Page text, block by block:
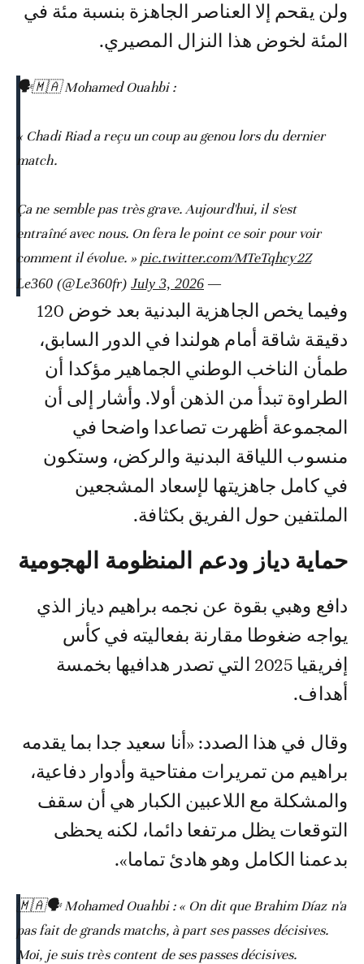
ولن يقحم إلا العناصر الجاهزة بنسبة مئة في
المئة لخوض هذا النزال المصيري.
🗣️🇲🇦 Mohamed Ouahbi :
« Chadi Riad a reçu un coup au genou lors du dernier
match.
Ça ne semble pas très grave. Aujourd'hui, il s'est
entraîné avec nous. On fera le point ce soir pour voir
comment il évolue. » pic.twitter.com/MTeTqhcy2Z
— Le360 (@Le360fr)
July 3, 2026
وفيما يخص الجاهزية البدنية بعد خوض 120
دقيقة شاقة أمام هولندا في الدور السابق،
طمأن الناخب الوطني الجماهير مؤكدا أن
الطراوة تبدأ من الذهن أولا. وأشار إلى أن
المجموعة أظهرت تصاعدا واضحا في
منسوب اللياقة البدنية والركض، وستكون
في كامل جاهزيتها لإسعاد المشجعين
الملتفين حول الفريق بكثافة.
حماية دياز ودعم المنظومة الهجومية
دافع وهبي بقوة عن نجمه براهيم دياز الذي
يواجه ضغوطا مقارنة بفعاليته في كأس
إفريقيا 2025 التي تصدر هدافيها بخمسة
أهداف.
وقال في هذا الصدد: «أنا سعيد جدا بما يقدمه
براهيم من تمريرات مفتاحية وأدوار دفاعية،
والمشكلة مع اللاعبين الكبار هي أن سقف
التوقعات يظل مرتفعا دائما، لكنه يحظى
بدعمنا الكامل وهو هادئ تماما».
🇲🇦🗣️ Mohamed Ouahbi : « On dit que Brahim Díaz n'a
pas fait de grands matchs, à part ses passes décisives.
Moi, je suis très content de ses passes décisives.